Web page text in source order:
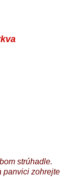
strúhadle.
panvici zohrejte